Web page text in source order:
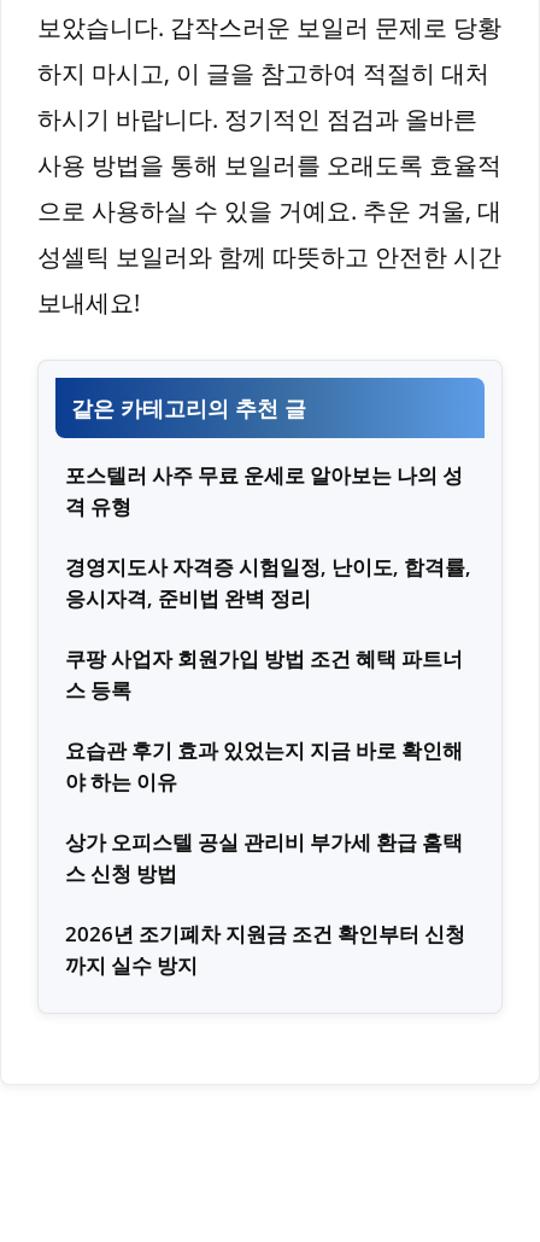
보았습니다. 갑작스러운 보일러 문제로 당황
하지 마시고, 이 글을 참고하여 적절히 대처
하시기 바랍니다. 정기적인 점검과 올바른
사용 방법을 통해 보일러를 오래도록 효율적
으로 사용하실 수 있을 거예요. 추운 겨울, 대
성셀틱 보일러와 함께 따뜻하고 안전한 시간
보내세요!
같은 카테고리의 추천 글
포스텔러 사주 무료 운세로 알아보는 나의 성
격 유형
경영지도사 자격증 시험일정, 난이도, 합격률,
응시자격, 준비법 완벽 정리
쿠팡 사업자 회원가입 방법 조건 혜택 파트너
스 등록
요습관 후기 효과 있었는지 지금 바로 확인해
야 하는 이유
상가 오피스텔 공실 관리비 부가세 환급 홈택
스 신청 방법
2026년 조기폐차 지원금 조건 확인부터 신청
까지 실수 방지